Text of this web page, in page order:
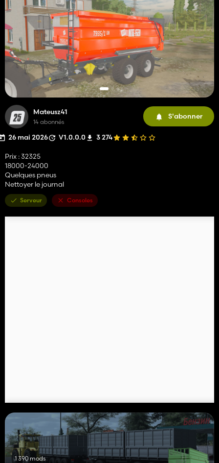
Mateusz41
14 abonnés
S'abonner
26 mai 2026 V1.0.0.0 3 274
Prix : 32325
18000-24000
Quelques pneus
Nettoyer le journal
Serveur Consoles
1 390 mods